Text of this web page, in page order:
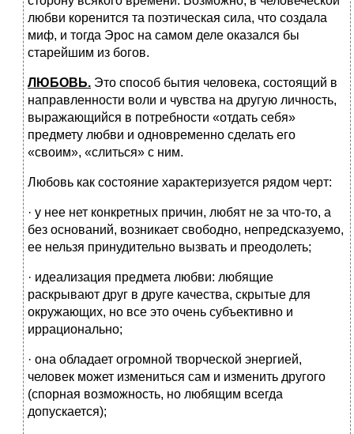
любви коренится та поэтическая сила, что создала
миф, и тогда Эрос на самом деле оказался бы
старейшим из богов.
ЛЮБОВЬ. Это способ бытия человека, состоящий в
направленности воли и чувства на другую личность,
выражающийся в потребности «отдать себя»
предмету любви и одновременно сделать его
«своим», «слиться» с ним.
Любовь как состояние характеризуется рядом черт:
· у нее нет конкретных причин, любят не за что-то, а
без оснований, возникает свободно, непредсказуемо,
ее нельзя принудительно вызвать и преодолеть;
· идеализация предмета любви: любящие
раскрывают друг в друге качества, скрытые для
окружающих, но все это очень субъективно и
иррационально;
· она обладает огромной творческой энергией,
человек может измениться сам и изменить другого
(спорная возможность, но любящим всегда
допускается);